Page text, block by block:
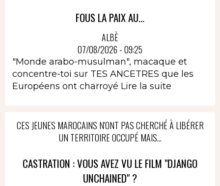
FOUS LA PAIX AU...
ALBÈ
07/08/2026 - 09:25
"Monde arabo-musulman", macaque et
concentre-toi sur TES ANCETRES que les
Européens ont charroyé Lire la suite
CES JEUNES MAROCAINS N'ONT PAS CHERCHÉ À LIBÉRER
UN TERRITOIRE OCCUPÉ MAIS...
CASTRATION : VOUS AVEZ VU LE FILM "DJANGO
UNCHAINED" ?